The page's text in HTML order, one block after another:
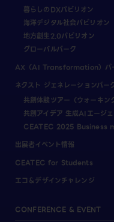
暮らしのDXパビリオン
海洋デジタル社会パビリオン
地方創生2.0パビリオン
グローバルパーク
AX（AI Transformation）パ
ネクスト ジェネレーションパー
共創体験ツアー（ウォーキン
共創アイデア 生成AIエージェ
CEATEC 2025 Business
出展者イベント情報
CEATEC for Students
エコ＆デザインチャレンジ
CONFERENCE & EVENT